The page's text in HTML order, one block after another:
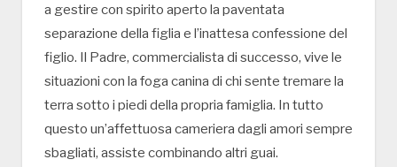
a gestire con spirito aperto la paventata
separazione della figlia e l’inattesa confessione del
figlio. Il Padre, commercialista di successo, vive le
situazioni con la foga canina di chi sente tremare la
terra sotto i piedi della propria famiglia. In tutto
questo un’affettuosa cameriera dagli amori sempre
sbagliati, assiste combinando altri guai.